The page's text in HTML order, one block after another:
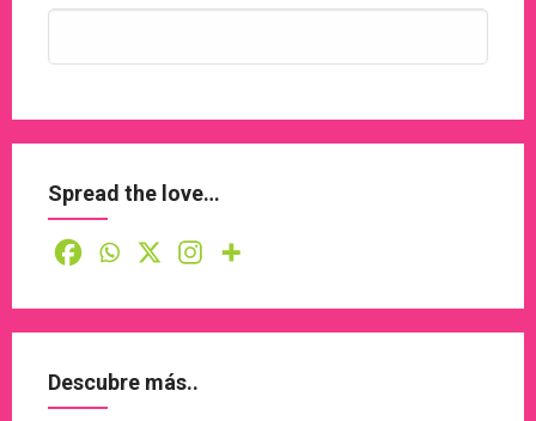
Spread the love…
Descubre más..